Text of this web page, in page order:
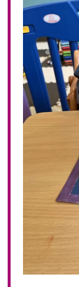
2019年 12月(20)
2019年 11月(20)
2019年 10月(21)
2019年 09月(17)
2019年 08月(20)
2019年 07月(22)
2019年 06月(20)
2019年 05月(19)
2019年 02月(12)
2019年 01月(15)
2018年 12月(12)
2018年 11月(18)
2018年 09月(15)